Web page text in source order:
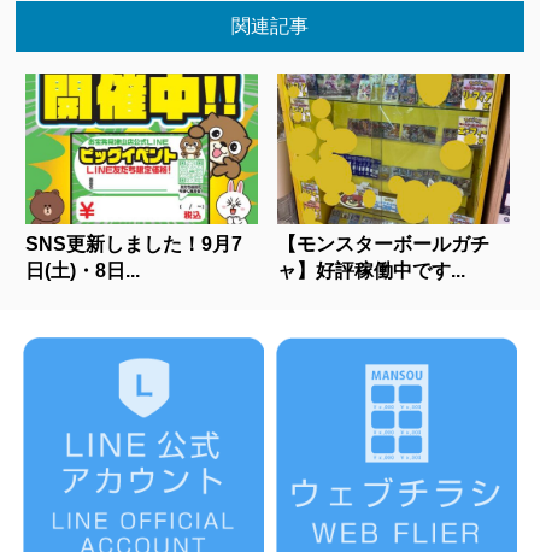
関連記事
SNS更新しました！9月7
日(土)・8日...
【モンスターボールガチ
ャ】好評稼働中です...